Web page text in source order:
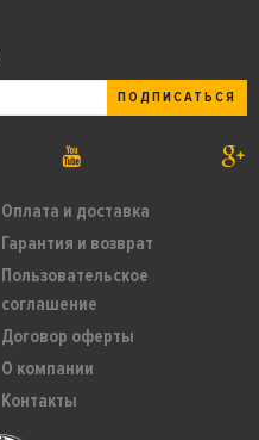
Оплата и доставка
Гарантия и возврат
Пользовательское
соглашение
Договор оферты
О компании
Контакты
ПОДПИСАТЬСЯ